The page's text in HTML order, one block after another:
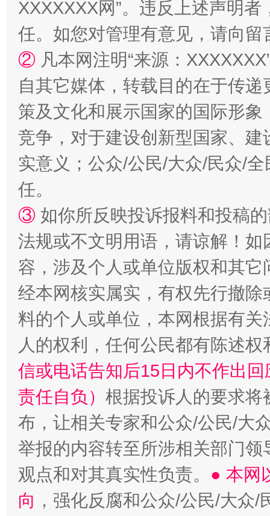
XXXXXXX网”。违反上述声明
任。如您对管理有意见，请向
② 凡本网注明“来源：
自其它媒体，转载目的在于传
策及文化和展示国家的国际形
竞争，对于建设创新型国家、
实意义；公众/公民/大众/民众/
任。
③ 如你所反映投诉报料和投稿
法规或不文明用语，请谅解！
容，涉及个人或单位版权和其它
经本网核实属实，有权先行撤
料的个人或单位，本网根据有
人的权利，任何公民都有陈述
信或电话告知后15日内不作出
责任自负） 根据投诉人的要求将
布，让相关专家和公众/公民/大
举报的内容转至所涉相关部门
观点和对其真实性负责。 ● 本网
向 ，强化反腐和公众/公民/大众